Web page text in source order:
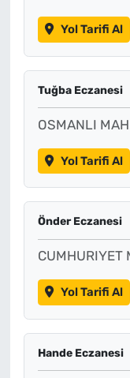
Yol Tarifi Al
Tuğba Eczanesi
OSMANLI
Yol Tarifi Al
Önder Eczanesi
CUMHURIYET
Yol Tarifi Al
Hande Eczanesi